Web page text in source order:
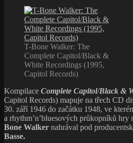
T-Bone Walker: The
Complete Capitol/Black &
White Recordings (1995,
Capitol Records)
Kompilace Complete Capitol/Black &
Capitol Records) mapuje na třech CD
30. září 1946 do začátku 1948, ve
a rhythm’n’bluesových průkopníků hry
Bone Walker nahrával pod
Basse.